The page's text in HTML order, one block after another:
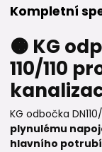
Kompletní
🟠 KG
110/110
KG odbočka
plynulému
hlavního potrubí